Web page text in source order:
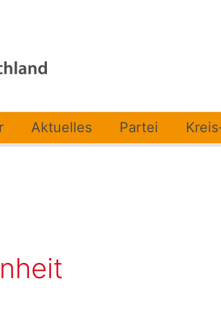
Aktuelles Partei